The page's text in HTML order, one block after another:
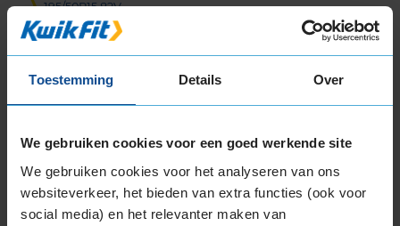
Toestemming Details Over
We gebruiken cookies voor een goed werkende site
We gebruiken cookies voor het analyseren van ons
websiteverkeer, het bieden van extra functies (ook voor
social media) en het relevanter maken van
195/50R15 82V
195/55R15 85V
195/60R15 88V
195/65R15 95H EXTRALOAD
205/60R15 91V
205/65R15 94V
215/65R15 96H